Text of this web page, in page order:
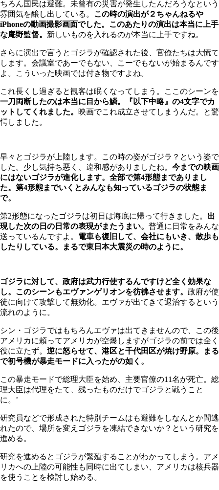
ちろん国民は避難。未曾有の災害が発生したんだろうなという
雰囲気を醸し出している。 この時の演出が２ちゃんねるや
iPhoneの動画撮影画面でした。このあたりの演出は本当に上手
な庵野監督。 新しいものを入れるのが本当に上手ですね。
さらに演出で言うとゴジラが確認された後、官僚たちは大慌て
します。会議室であーでもない、こーでもないが始まるんです
よ。こういった映画では付き物ですよね。
これ長くし過ぎると観客は眠くなってしまう。ここのシーンを
一刀両断したのは本当に目から鱗。『以下中略』の4文字でカ
ットしてくれました。 映画でこれ成立させてしまうんだ。と驚
愕しました。
早々とゴジラが上陸します。この時の姿がゴジラ？という姿で
した。少し気持ち悪く、違和感がありましたね。 今までの映画
にはないゴジラが進化します。全部で第4形態までありまし
た。第4形態までいくとみんなも知っているゴジラの状態ま
で。
第2形態になったゴジラは初日は海底に帰って行きました。 出
現した次の日の日常の表現がまたうまい。 普通に日常をみんな
送っているんですよ。 電車も復旧して、会社にもいき、散歩も
したりしている。まるで東日本大震災の時のように。
ゴジラに対して、政府は武力行使するんですけど全く効果な
し。このシーンもエヴァンゲリオンを彷彿させます。 政府が使
徒に向けて攻撃して無効化。エヴァが出てきて退治するという
流れのように。
シン・ゴジラではもちろんエヴァは出てきませんので、この後
アメリカに頼ってアメリカが空爆しますがゴジラの前では全く
役に立たず。 逆に怒らせて、港区と千代田区が焼け野原。まる
で初号機が暴走モードに入ったがの如く。
この暴走モードで総理大臣を始め、主要官僚の11名が死亡。総
理大臣は代理をたて、残ったものだけでゴジラと戦うこと
に。’
研究員などで形成された特別チームはも避難をしなんとか間逃
れたので、場所を変えゴジラを凍結できないか？という研究を
進める。
研究を進めるとゴジラが繁殖することがわかってしまう。アメ
リカへの上陸の可能性も同時に出てしまい、アメリカは核兵器
を使うことを検討し始める。